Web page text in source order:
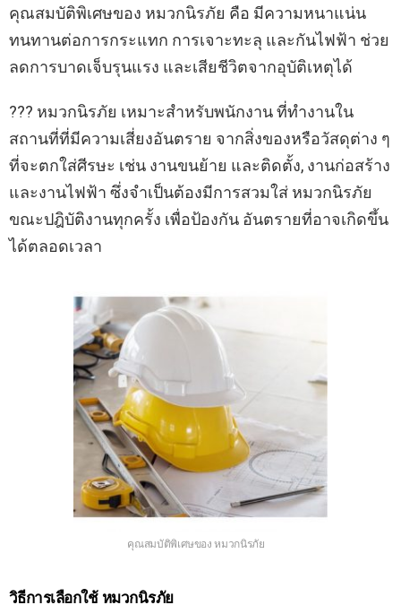
คุณสมบัติพิเศษของ หมวกนิรภัย คือ มีความหนาแน่น
ทนทานต่อการกระแทก การเจาะทะลุ และกันไฟฟ้า ช่วย
ลดการบาดเจ็บรุนแรง และเสียชีวิตจากอุบัติเหตุได้
??? หมวกนิรภัย เหมาะสำหรับพนักงาน ที่ทำงานใน
สถานที่ที่มีความเสี่ยงอันตราย จากสิ่งของหรือวัสดุต่าง ๆ
ที่จะตกใส่ศีรษะ เช่น งานขนย้าย และติดตั้ง, งานก่อสร้าง
และงานไฟฟ้า ซึ่งจำเป็นต้องมีการสวมใส่ หมวกนิรภัย
ขณะปฎิบัติงานทุกครั้ง เพื่อป้องกัน อันตรายที่อาจเกิดขึ้น
ได้ตลอดเวลา
คุณสมบัติพิเศษของ หมวกนิรภัย
วิธีการเลือกใช้ หมวกนิรภัย